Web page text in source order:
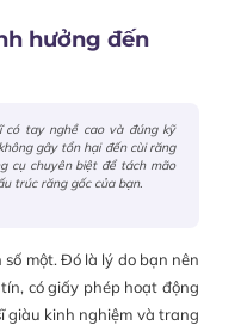
hưởng đến
có tay nghề cao và đúng kỹ
gây tổn hại đến cùi răng
cụ chuyên biệt để tách mão
trúc răng gốc của bạn.
một. Đó là lý do bạn nên
có giấy phép hoạt động
giàu kinh nghiệm và trang